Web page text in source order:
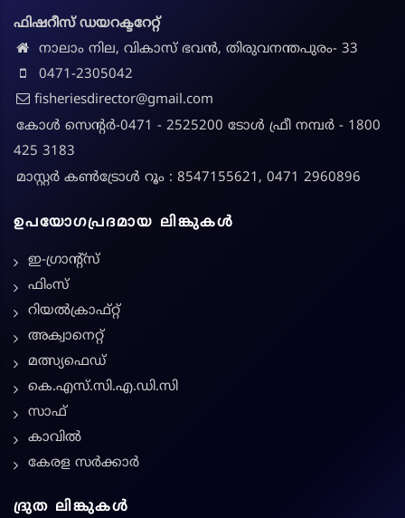
ഫിഷറീസ് ഡയറക്ടറേറ്റ്
നാലാം നില, വികാസ് ഭവൻ, തിരുവനന്തപുരം- 33
0471-2305042
fisheriesdirector@gmail.com
കോൾ സെന്റർ-0471 - 2525200 ടോൾ ഫ്രീ നമ്പർ - 1800
425 3183
മാസ്റ്റർ കൺട്രോൾ റൂം : 8547155621, 0471 2960896
ഉപയോഗപ്രദമായ ലിങ്കുകൾ
ഇ-ഗ്രാന്റ്സ്
ഫിംസ്
റിയൽക്രാഫ്റ്റ്
അക്വാനെറ്റ്
മത്സ്യഫെഡ്
കെ.എസ്.സി.എ.ഡി.സി
സാഫ്
കാവിൽ
കേരള സർക്കാർ
ദ്രുത ലിങ്കുകൾ